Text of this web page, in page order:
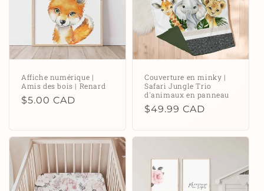
Affiche numérique |
Amis des bois | Renard
Prix
$5.00 CAD
Couverture en minky |
Safari Jungle Trio
d'animaux en panneau
Prix
$49.99 CAD